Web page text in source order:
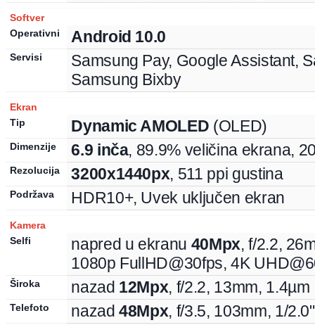
Softver
Operativni
Android 10.0
Servisi
Samsung Pay, Google Assistant,
Samsung Bixby
Ekran
Tip
Dynamic AMOLED (OLED)
Dimenzije 6.9 inča, 89.9% veličina ekrana,
Rezolucija 3200x1440px, 511 ppi gustina
Podržava HDR10+, Uvek uključen ekran
Kamera
Selfi
napred u ekranu 40Mpx, f/2.2, 26
1080p FullHD@30fps, 4K
Široka nazad 12Mpx, f/2.2, 13mm, 1.4µm
Telefoto nazad 48Mpx, f/3.5, 103mm, 1/2.0"